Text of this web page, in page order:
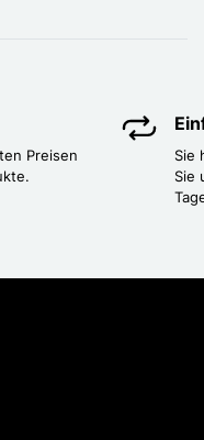
Preisen
Sie
Sie